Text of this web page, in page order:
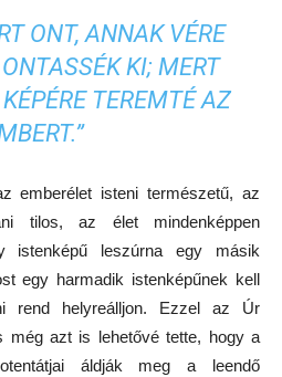
ONT, ANNAK VÉRE
KI; MERT
TEREMTÉ AZ
emberélet isteni természetű, az
tilos, az élet mindenképpen
istenképű leszúrna egy másik
egy harmadik istenképűnek kell
rend helyreálljon. Ezzel az Úr
még azt is lehetővé tette, hogy a
áldják meg a leendő